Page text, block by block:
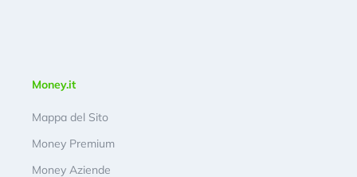
Money.it
Mappa del Sito
Money Premium
Money Aziende